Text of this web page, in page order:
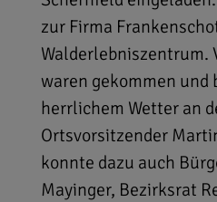
zur Firma
Walderlebniszentrum.
waren gekommen
herrlichem Wetter an
Ortsvorsitzender
konnte dazu auch
Mayinger, Bezirksrat